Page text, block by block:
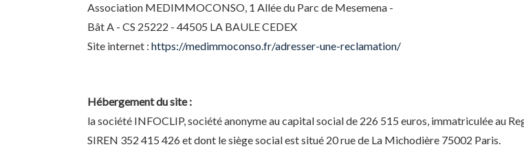
Association MEDIMMOCONSO, 1 Allée du Parc de Mesemena -
Bât A - CS 25222 - 44505 LA BAULE CEDEX
Site internet : https://medimmoconso.fr/adresser-une-reclamation/
Hébergement du site :
la société INFOCLIP, société anonyme au capital social de 226 515 euros, immatriculée au
SIREN 352 415 426 et dont le siège social est situé 20 rue de La Michodière 75002 Paris.